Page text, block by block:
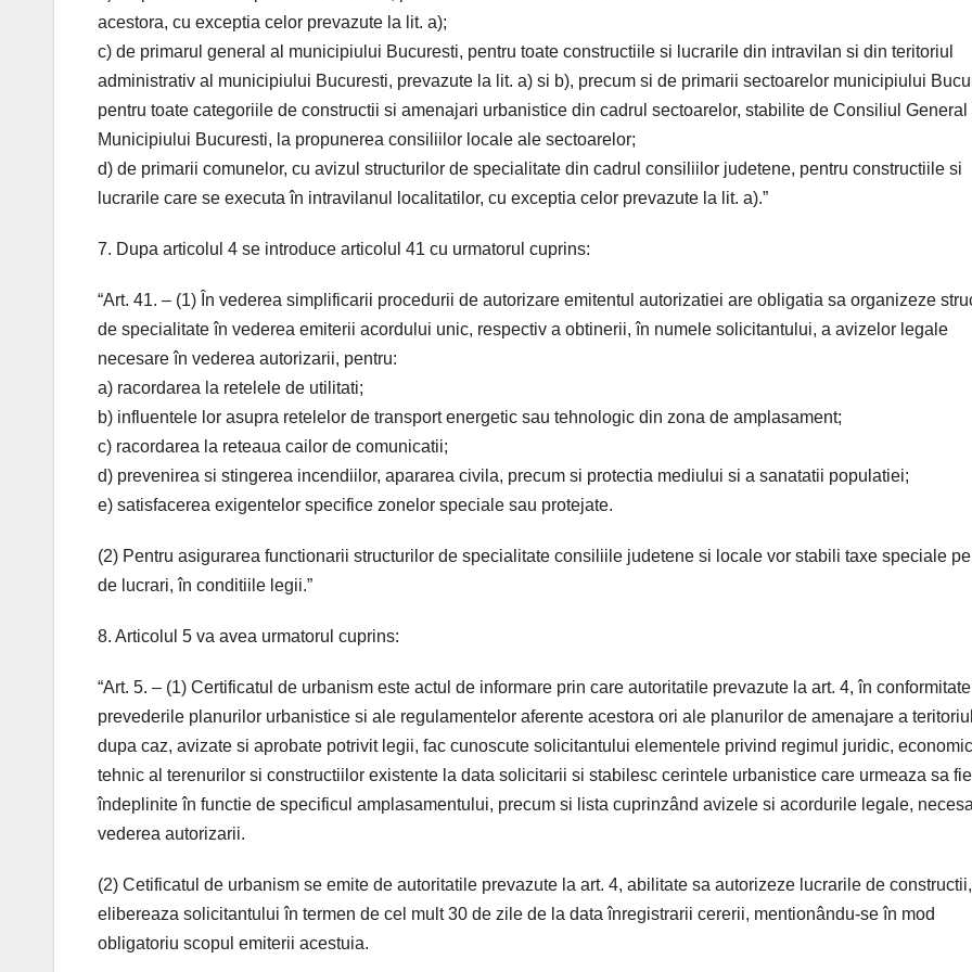
acestora, cu exceptia celor prevazute la lit. a);
c) de primarul general al municipiului Bucuresti, pentru toate constructiile si lucrarile din intravilan si din teritoriul
administrativ al municipiului Bucuresti, prevazute la lit. a) si b), precum si de primarii sectoarelor municipiului
pentru toate categoriile de constructii si amenajari urbanistice din cadrul sectoarelor, stabilite de Consiliul General
Municipiului Bucuresti, la propunerea consiliilor locale ale sectoarelor;
d) de primarii comunelor, cu avizul structurilor de specialitate din cadrul consiliilor judetene, pentru constructiile si
lucrarile care se executa în intravilanul localitatilor, cu exceptia celor prevazute la lit. a).”
7. Dupa articolul 4 se introduce articolul 41 cu urmatorul cuprins:
“Art. 41. – (1) În vederea simplificarii procedurii de autorizare emitentul autorizatiei are obligatia sa organizeze
de specialitate în vederea emiterii acordului unic, respectiv a obtinerii, în numele solicitantului, a avizelor legale
necesare în vederea autorizarii, pentru:
a) racordarea la retelele de utilitati;
b) influentele lor asupra retelelor de transport energetic sau tehnologic din zona de amplasament;
c) racordarea la reteaua cailor de comunicatii;
d) prevenirea si stingerea incendiilor, apararea civila, precum si protectia mediului si a sanatatii populatiei;
e) satisfacerea exigentelor specifice zonelor speciale sau protejate.
(2) Pentru asigurarea functionarii structurilor de specialitate consiliile judetene si locale vor stabili taxe speciale
de lucrari, în conditiile legii.”
8. Articolul 5 va avea urmatorul cuprins:
“Art. 5. – (1) Certificatul de urbanism este actul de informare prin care autoritatile prevazute la art. 4, în
prevederile planurilor urbanistice si ale regulamentelor aferente acestora ori ale planurilor de amenajare a
dupa caz, avizate si aprobate potrivit legii, fac cunoscute solicitantului elementele privind regimul juridic,
tehnic al terenurilor si constructiilor existente la data solicitarii si stabilesc cerintele urbanistice care urmeaza sa fie
îndeplinite în functie de specificul amplasamentului, precum si lista cuprinzând avizele si acordurile legale,
vederea autorizarii.
(2) Cetificatul de urbanism se emite de autoritatile prevazute la art. 4, abilitate sa autorizeze lucrarile de
elibereaza solicitantului în termen de cel mult 30 de zile de la data înregistrarii cererii, mentionându-se în mod
obligatoriu scopul emiterii acestuia.